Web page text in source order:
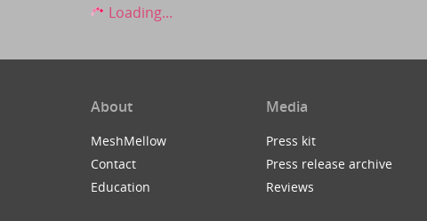
Loading...
About
MeshMellow
Contact
Education
Media
Press kit
Press release archive
Reviews